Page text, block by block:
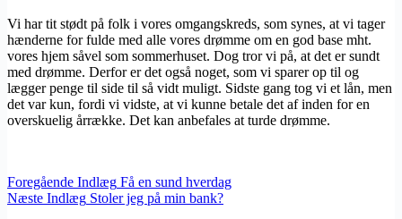
Vi har tit stødt på folk i vores omgangskreds, som synes, at vi tager
hænderne for fulde med alle vores drømme om en god base mht.
vores hjem såvel som sommerhuset. Dog tror vi på, at det er sundt
med drømme. Derfor er det også noget, som vi sparer op til og
lægger penge til side til så vidt muligt. Sidste gang tog vi et lån, men
det var kun, fordi vi vidste, at vi kunne betale det af inden for en
overskuelig årrække. Det kan anbefales at turde drømme.
Foregående Indlæg Få en sund hverdag
Næste Indlæg Stoler jeg på min bank?